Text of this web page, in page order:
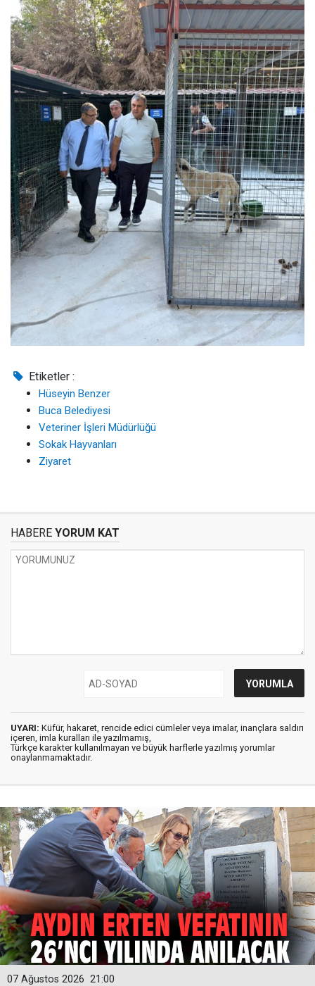
Etiketler :
Hüseyin Benzer
Buca Belediyesi
Veteriner İşleri Müdürlüğü
Sokak Hayvanları
Ziyaret
HABERE YORUM KAT
UYARI: Küfür, hakaret, rencide edici cümleler veya imalar, inançlara saldırı
içeren, imla kuralları ile yazılmamış,
Türkçe karakter kullanılmayan ve büyük harflerle yazılmış yorumlar
onaylanmamaktadır.
21:00
07 Ağustos 2026